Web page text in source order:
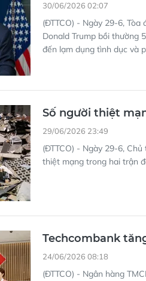
30/06/2026 02:07
(ĐTTCO) - Ngày 29-6,
Donald Trump bồi thường
đến lạm dụng tình dục và
Số người thiệt
29/06/2026 23:49
(ĐTTCO) - Ngày 29-6,
thiệt mạng trong hai trận
Techcombank
24/06/2026 08:18
(ĐTTCO) - Ngân hàng